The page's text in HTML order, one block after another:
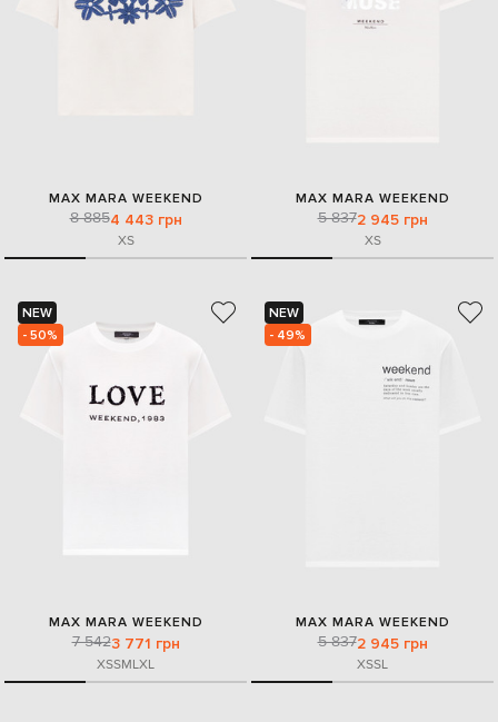
MAX MARA WEEKEND
8 8854 443 грн
XS
MAX MARA WEEKEND
5 8372 945 грн
XS
NEW
- 50%
MAX MARA WEEKEND
7 5423 771 грн
XSSMLXL
NEW
- 49%
MAX MARA WEEKEND
5 8372 945 грн
XSSL